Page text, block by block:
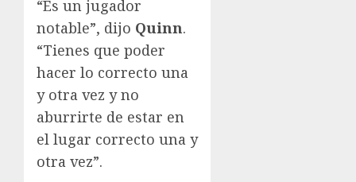
“Es un jugador
notable”, dijo Quinn.
“Tienes que poder
hacer lo correcto una
y otra vez y no
aburrirte de estar en
el lugar correcto una y
otra vez”.